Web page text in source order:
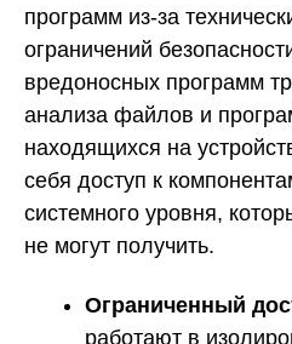
программ из-за
ограничений
вредоносных программ
анализа файлов и
находящихся на
себя доступ к
системного уровня,
не могут получить.
Ограниченный
работают в